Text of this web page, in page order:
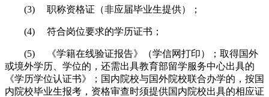
(3) 职称资格证（非应届毕业生提供）；
(4) 符合岗位要求的学历证书；
(5) 《学籍在线验证报告》（学信网打印）；取得国外
或境外学历、学位的，还需出具教育部留学服务中心出具的
《学历学位认证书》；国内院校与国外院校联合办学的，按国
内院校毕业生报考，资格审查时须提供国内院校出具的相应证